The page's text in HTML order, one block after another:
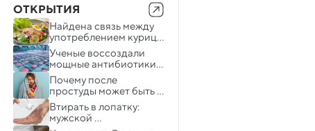
ОТКРЫТИЯ
Найдена связь между
употреблением курицы
и сокращением
продолжительности
жизни
Ученые воссоздали
мощные антибиотики
из почвы вулкана
Почему после
простуды может быть
осложнение в виде
паралича — ученые
нашли ответ
Втирать в лопатку:
мужской